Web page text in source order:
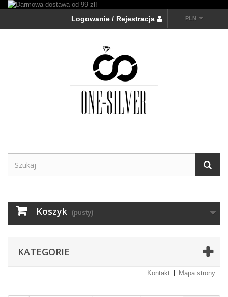
PLN
Logowanie / Rejestracja
Koszyk (pusty)
KATEGORIE
Kontakt Mapa strony